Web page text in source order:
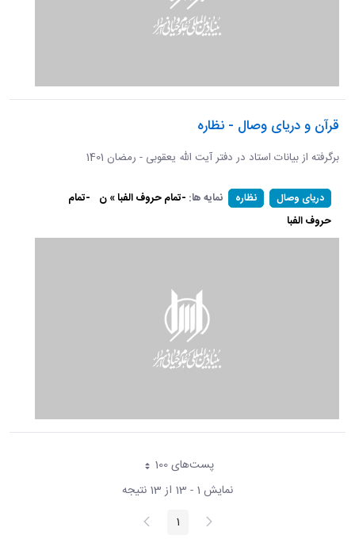
قرآن و دریای وصال - نظاره
برگرفته از بیانات استاد در دفتر آیت الله یعقوبی - رمضان 1401
دریای وصال نظاره نمایه ها: -تمام حروف الفبا » ن -تمام
حروف الفبا
پست‌‌های 100هر صفحه
نمایش 1 - 13 از 13 نتیجه
پیغام
قبلی صفحه1 صفحه
بعد